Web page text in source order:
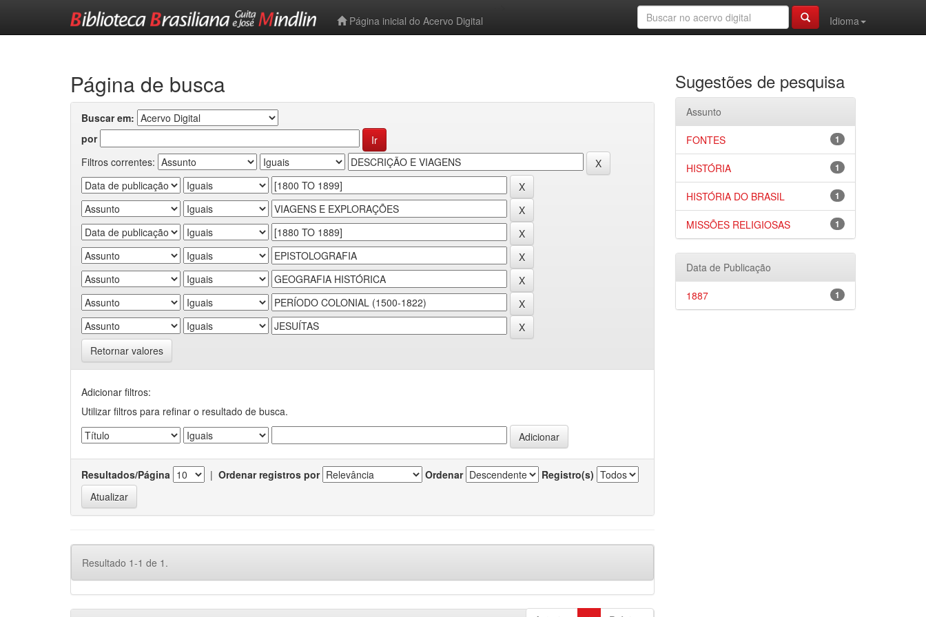
Página inicial do Acervo Digital
Idioma
Página de busca
Buscar em:
por
Filtros correntes:
Retornar valores
Adicionar filtros:
Utilizar filtros para refinar o resultado de busca.
Resultados/Página | Ordenar registros por Ordenar Registro(s)
Resultado 1-1 de 1.
Sugestões de pesquisa
Assunto
1
FONTES
1
HISTÓRIA
1
HISTÓRIA DO BRASIL
1
MISSÕES RELIGIOSAS
Data de Publicação
1
1887